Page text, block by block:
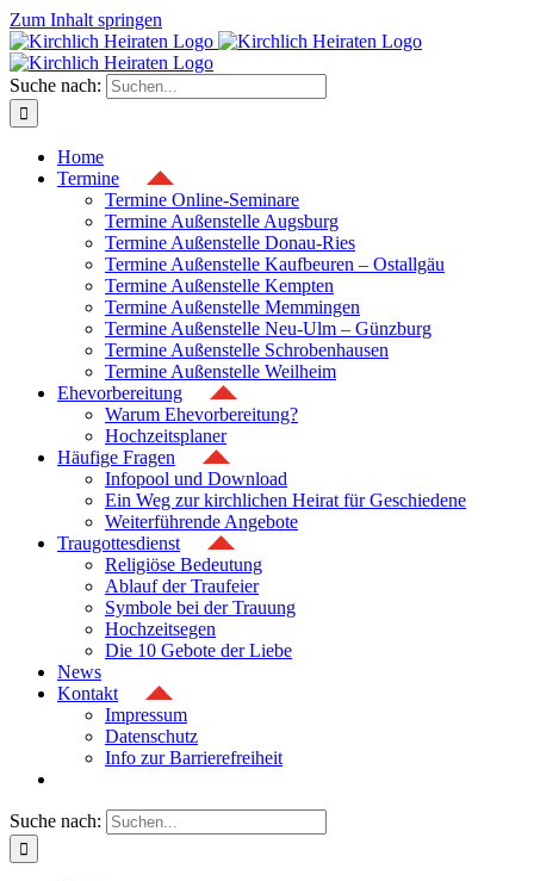
Zum Inhalt springen
Suche nach:
Home
Termine
Termine Online-Seminare
Termine Außenstelle Augsburg
Termine Außenstelle Donau-Ries
Termine Außenstelle Kaufbeuren – Ostallgäu
Termine Außenstelle Kempten
Termine Außenstelle Memmingen
Termine Außenstelle Neu-Ulm – Günzburg
Termine Außenstelle Schrobenhausen
Termine Außenstelle Weilheim
Ehevorbereitung
Warum Ehevorbereitung?
Hochzeitsplaner
Häufige Fragen
Infopool und Download
Ein Weg zur kirchlichen Heirat für Geschiedene
Weiterführende Angebote
Traugottesdienst
Religiöse Bedeutung
Ablauf der Traufeier
Symbole bei der Trauung
Hochzeitsegen
Die 10 Gebote der Liebe
News
Kontakt
Impressum
Datenschutz
Info zur Barrierefreiheit
Suche nach: